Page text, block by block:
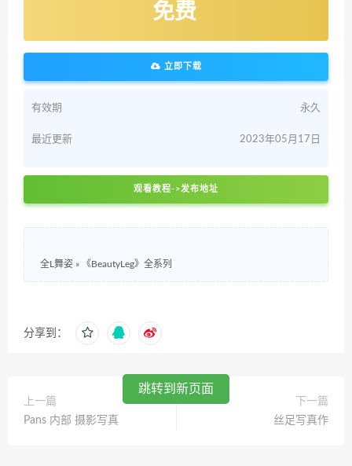
免费
立即下载
有效期 永久
最近更新 2023年05月17日
观看教程->发布地址
全L舞姿 » 《BeautyLeg》全系列
分享到：
上一篇
Pans 内部 摄影写真
下一篇
丝足写真作
跳转到新页面